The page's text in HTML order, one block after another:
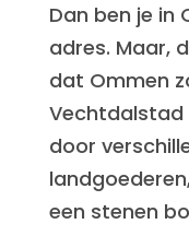
Dan ben je in
adres. Maar,
dat Ommen
Vechtdalstad
door
een stenen